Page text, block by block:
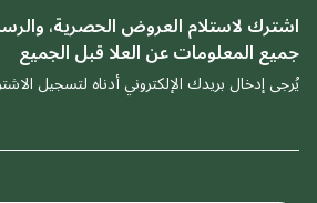
اشترك لاستلام العروض الحصرية،
جميع المعلومات عن العلا قبل الجميع
يُرجى إدخال بريدك الإلكتروني أدناه لتسجيل